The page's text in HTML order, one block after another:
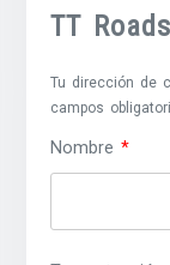
TT
Tu dirección de
campos
Nombre*